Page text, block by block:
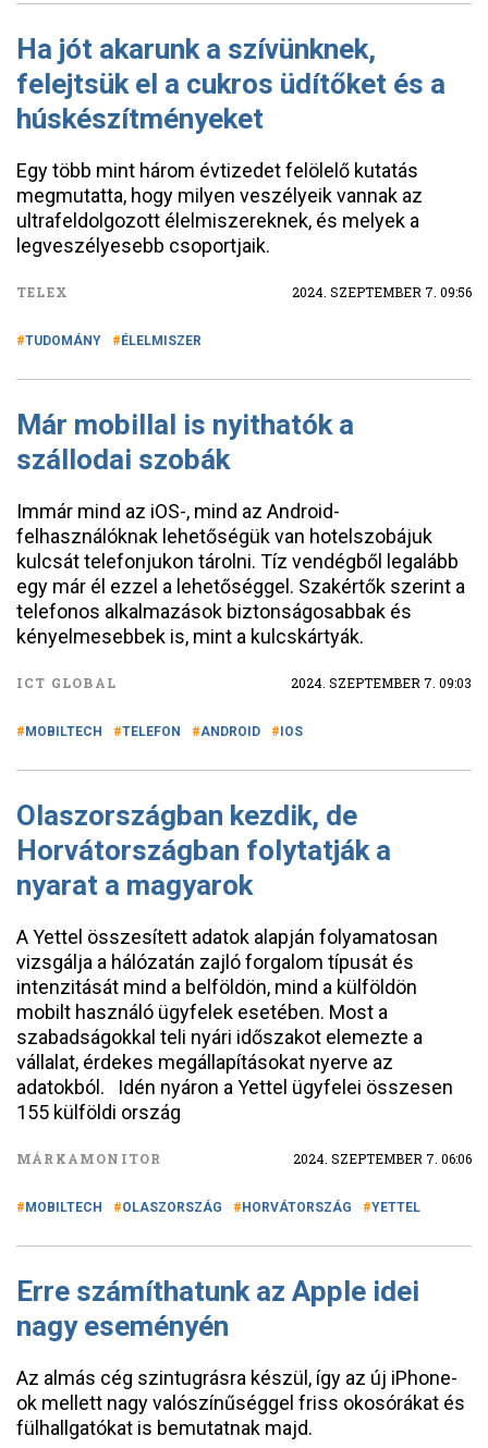
Ha jót akarunk a szívünknek,
felejtsük el a cukros üdítőket és a
húskészítményeket
Egy több mint három évtizedet felölelő kutatás
megmutatta, hogy milyen veszélyeik vannak az
ultrafeldolgozott élelmiszereknek, és melyek a
legveszélyesebb csoportjaik.
TELEX 2024. SZEPTEMBER 7. 09:56
TUDOMÁNY ÉLELMISZER
Már mobillal is nyithatók a
szállodai szobák
Immár mind az iOS-, mind az Android-
felhasználóknak lehetőségük van hotelszobájuk
kulcsát telefonjukon tárolni. Tíz vendégből legalább
egy már él ezzel a lehetőséggel. Szakértők szerint a
telefonos alkalmazások biztonságosabbak és
kényelmesebbek is, mint a kulcskártyák.
ICT GLOBAL 2024. SZEPTEMBER 7. 09:03
MOBILTECH TELEFON ANDROID IOS
Olaszországban kezdik, de
Horvátországban folytatják a
nyarat a magyarok
A Yettel összesített adatok alapján folyamatosan
vizsgálja a hálózatán zajló forgalom típusát és
intenzitását mind a belföldön, mind a külföldön
mobilt használó ügyfelek esetében. Most a
szabadságokkal teli nyári időszakot elemezte a
vállalat, érdekes megállapításokat nyerve az
adatokból. Idén nyáron a Yettel ügyfelei összesen
155 külföldi ország
MÁRKAMONITOR 2024. SZEPTEMBER 7. 06:06
MOBILTECH OLASZORSZÁG HORVÁTORSZÁG YETTEL
Erre számíthatunk az Apple idei
nagy eseményén
Az almás cég szintugrásra készül, így az új iPhone-
ok mellett nagy valószínűséggel friss okosórákat és
fülhallgatókat is bemutatnak majd.